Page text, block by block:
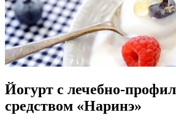
Йогурт с лечебно-
средством «Наринэ»